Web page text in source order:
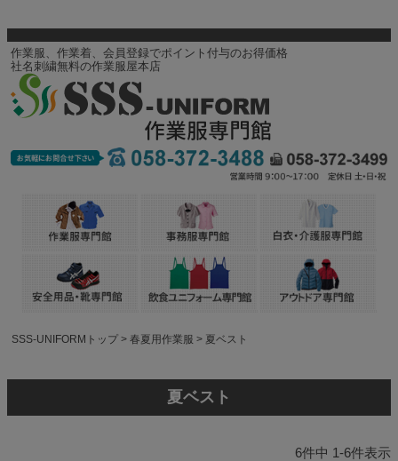
作業服、作業着、会員登録でポイント付与のお得価格
社名刺繍無料の作業服屋本店
SSS-UNIFORMトップ 春夏用作業服 夏ベスト
夏ベスト
6件中 1-6件表示